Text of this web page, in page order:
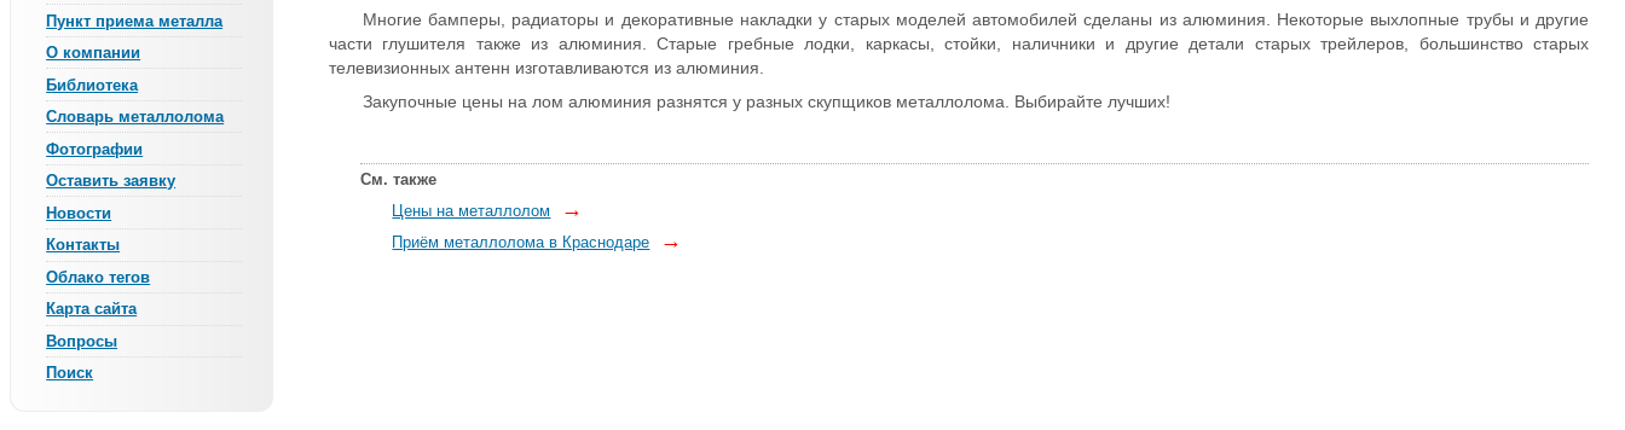
Пункт приема металла
О компании
Библиотека
Словарь металлолома
Фотографии
Оставить заявку
Новости
Контакты
Облако тегов
Карта сайта
Вопросы
Поиск
Многие бамперы, радиаторы и декоративные накладки у старых моделей автомобилей сделаны из алюминия. Некоторые выхлопные трубы и другие
части глушителя также из алюминия. Старые гребные лодки, каркасы, стойки, наличники и другие детали старых трейлеров, большинство старых
телевизионных антенн изготавливаются из алюминия.
Закупочные цены на лом алюминия разнятся у разных скупщиков металлолома. Выбирайте лучших!
См. также
Цены на металлолом
→
Приём металлолома в Краснодаре →